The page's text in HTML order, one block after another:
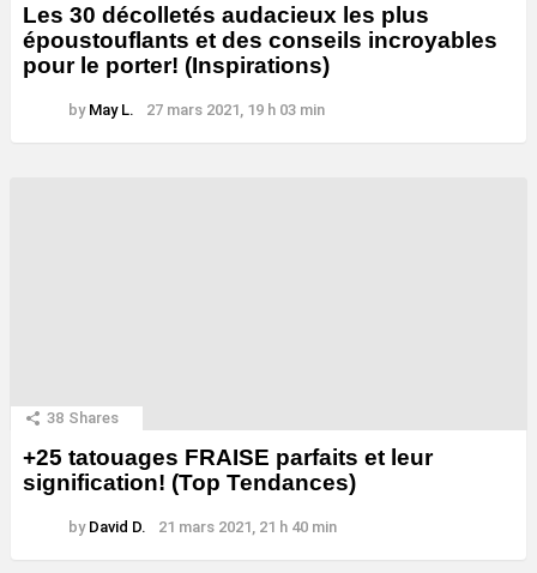
Les 30 décolletés audacieux les plus
époustouflants et des conseils incroyables
pour le porter! (Inspirations)
by May L. 27 mars 2021, 19 h 03 min
38 Shares
+25 tatouages ​​FRAISE parfaits et leur
signification! (Top Tendances)
by David D. 21 mars 2021, 21 h 40 min